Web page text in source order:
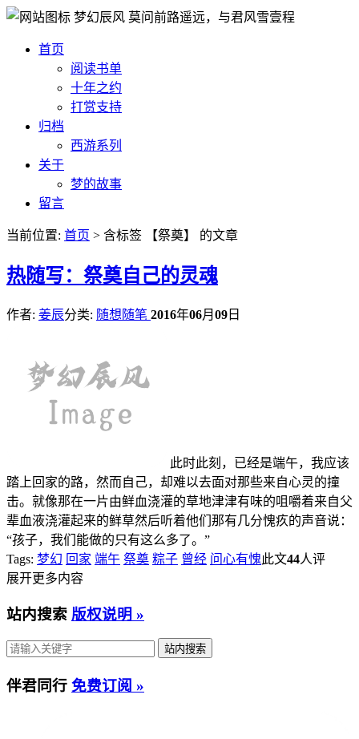
梦幻辰风 莫问前路遥远，与君风雪壹程
首页
阅读书单
十年之约
打赏支持
归档
西游系列
关于
梦的故事
留言
当前位置: 首页 > 含标签 【祭奠】 的文章
热随写：祭奠自己的灵魂
作者: 姜辰分类: 随想随笔 2016年06月 09 日
此时此刻，已经是端午，我应该
踏上回家的路，然而自己，却难以去面对那些来自心灵的撞
击。就像那在一片由鲜血浇灌的草地津津有味的咀嚼着来自父
辈血液浇灌起来的鲜草然后听着他们那有几分愧疚的声音说：
“孩子，我们能做的只有这么多了。”
Tags: 梦幻 回家 端午 祭奠 粽子 曾经 问心有愧此文44人评
展开更多内容
站内搜索 版权说明 »
伴君同行 免费订阅 »